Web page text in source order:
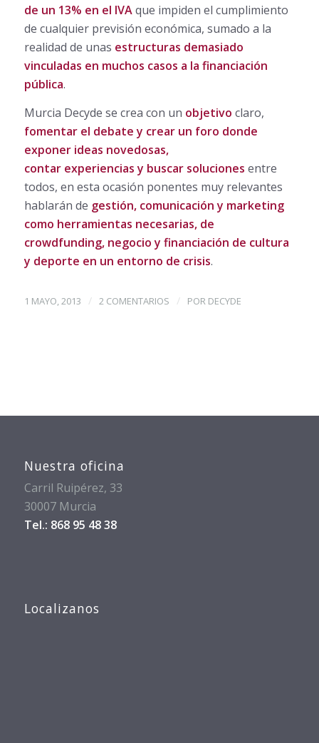
de un 13% en el IVAque impiden el cumplimiento
de cualquier previsión económica, sumado a la
realidad de unas estructuras demasiado
vinculadas en muchos casos a la financiación
pública.
Murcia Decyde se crea con un objetivo claro,
fomentar el debate y crear un foro donde
exponer ideas novedosas,
contar experiencias y buscar soluciones entre
todos, en esta ocasión ponentes muy relevantes
hablarán de gestión, comunicación y marketing
como herramientas necesarias, de
crowdfunding, negocio y financiación de cultura
y deporte en un entorno de crisis.
1 MAYO, 2013 / 2 COMENTARIOS / POR DECYDE
Nuestra oficina
Carril Ruipérez, 33
30007 Murcia
Tel.: 868 95 48 38
Localizanos